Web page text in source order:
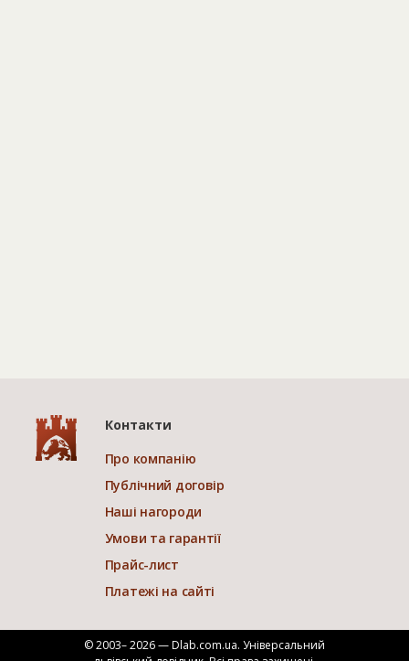
Контакти
Про компанію
Публічний договір
Наші нагороди
Умови та гарантії
Прайс-лист
Платежі на сайті
© 2003– 2026 — Dlab.com.ua. Універсальний